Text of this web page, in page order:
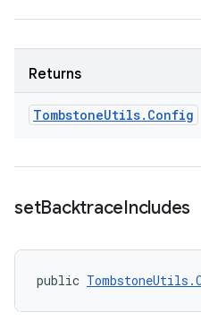
Returns
TombstoneUtils. Config
setBacktraceIncludes
public